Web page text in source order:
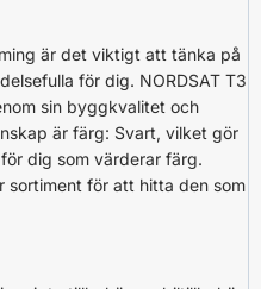
är det viktigt att tänka på
för dig. NORDSAT T3
sin byggkvalitet och
är färg: Svart, vilket gör
dig som värderar färg.
sortiment för att hitta den som